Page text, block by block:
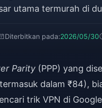
utama termurah di
kali lipat antara
Diterbitkan pada:2026/05/30
Parity (PPP) yang
dalam ₹84),
trik VPN di